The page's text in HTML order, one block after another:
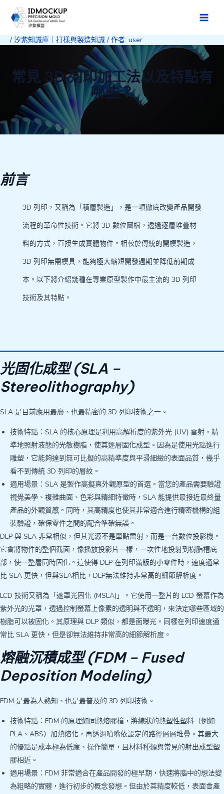
要
Main
/ 汐紫知識庫｜打樣與製造知識/ 作者: user
常見 3D 列印加工法以及特點有
哪些？
前言
3D 列印，又稱為「積層製造」，是一項徹底改變產品開發
流程的革命性技術。它將 3D 數位圖檔，透過逐層堆疊材
料的方式，直接生成實體物件。相較於傳統的開模製造，
3D 列印無需模具，能夠極大縮短開發週期並降低前期成
本。以下將介紹幾種在專業原型製作中最主流的 3D 列印
技術及其特點。
光固化成型 (SLA –
Stereolithography)
SLA 是目前應用最廣、也最精密的 3D 列印技術之一。
技術特點：SLA 的核心原理是利用高解析度的紫外光 (UV) 雷射，精
準地照射液態的光敏樹脂，使其逐層固化成型。因為是使用光點進行
雕塑，它能夠達到無可比擬的高精準度與平滑細緻的表面品質，幾乎
看不到傳統 3D 列印的層紋。
適用場景：SLA 是製作高擬真外觀原型的首選。當您的產品需要驗證
視覺美學、複雜曲面、色彩與精細特徵時，SLA 能提供最接近最終量
產品的外觀質感。同時，其高精度也使其非常適合進行精密機構的組
裝驗證，確保零件之間的配合準確無誤。
DLP 與 SLA 非常相似，但其光源不是單點雷射，而是一台數位投影機。
它會將物件的整個截面，像播放投影片一樣，一次性地投射到樹脂槽底
部，使一整層同時固化。這使得 DLP 在列印滿版的小零件時，速度通常
比 SLA 更快，但與SLA相比，DLP無法維持非常高的細節解析度。
LCD 技術又稱為「遮罩光固化 (MSLA)」。它使用一整片的 LCD 螢幕作為
紫外光的光罩，透過控制螢幕上像素的透明與不透明，來決定哪些區域的
樹脂可以被固化。其原理與 DLP 類似，都是面曝光。同樣在列印速度通
常比 SLA 更快，但是卻無法維持非常高的細節解析度。
熔融沉積成型 (FDM – Fused
Deposition Modeling)
FDM 是最為人熟知、也是最普及的 3D 列印技術。
技術特點：FDM 的原理如同熱熔膠槍，將線狀的熱塑性塑料（例如
PLA、ABS）加熱熔化，再透過噴嘴依設定的路徑層層堆疊。其最大
的優點是成本極為低廉、操作簡單，且材料種類與常見的射出成型塑
膠相近。
適用場景：FDM 非常適合在產品開發的極早期，快速將腦中的想法變
為粗略的實體，進行初步的概念發想。但由於其精度較低，表面會產